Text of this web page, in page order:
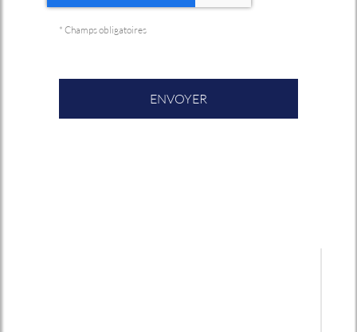
* Champs obligatoires